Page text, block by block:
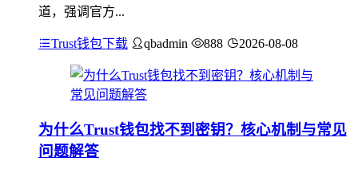
道，强调官方...
Trust钱包下载 qbadmin 888 2026-08-08
为什么Trust钱包找不到密钥？核心机制与常见
问题解答